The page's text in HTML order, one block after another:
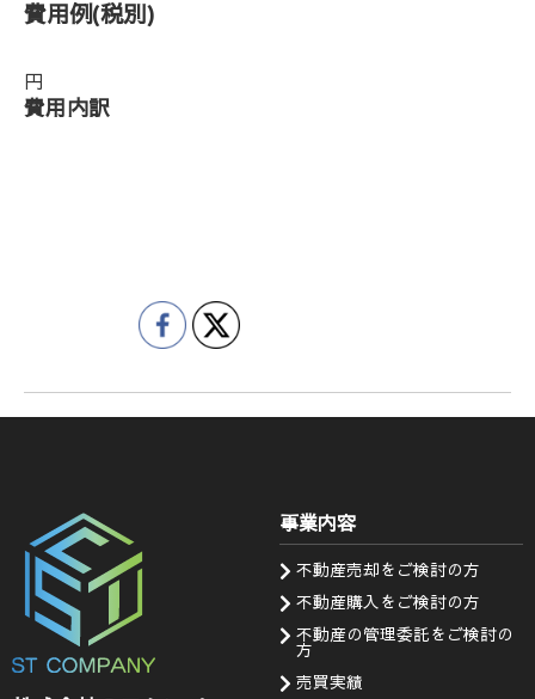
費用例(税別)
円
費用内訳
事業内容
不動産売却をご検討の方
不動産購入をご検討の方
不動産の管理委託をご検討の
方
売買実績